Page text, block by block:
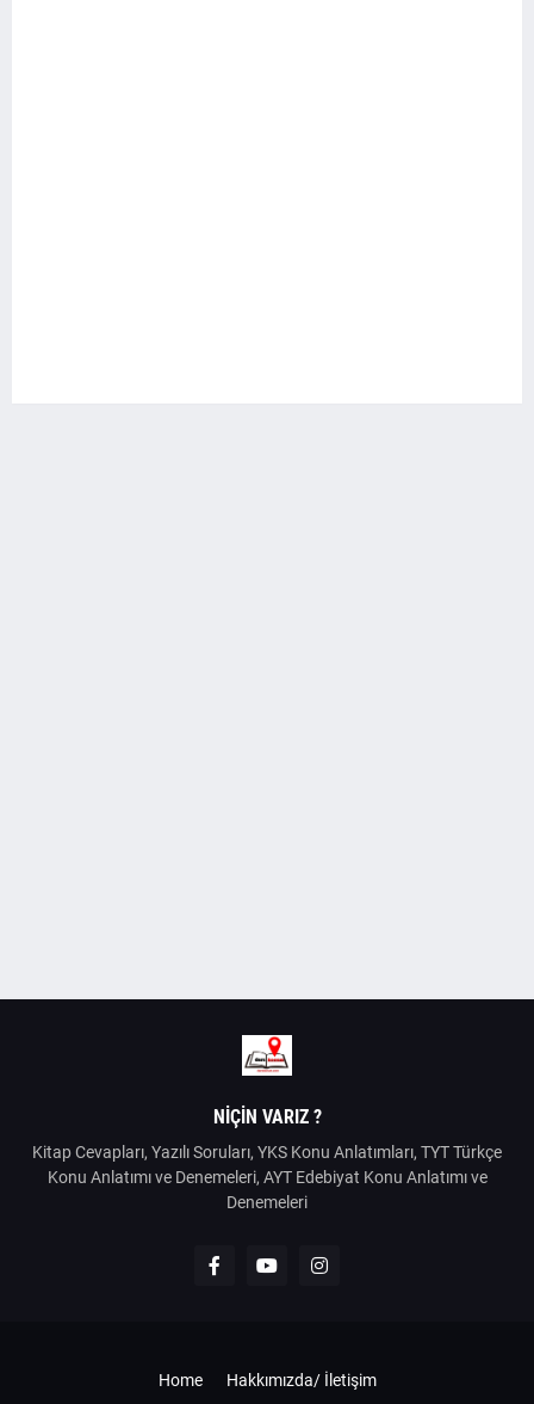
NIÇIN VARIZ ?
Kitap Cevapları, Yazılı Soruları, YKS Konu Anlatımları, TYT Türkçe
Konu Anlatımı ve Denemeleri, AYT Edebiyat Konu Anlatımı ve
Denemeleri
Home Hakkımızda/ İletişim